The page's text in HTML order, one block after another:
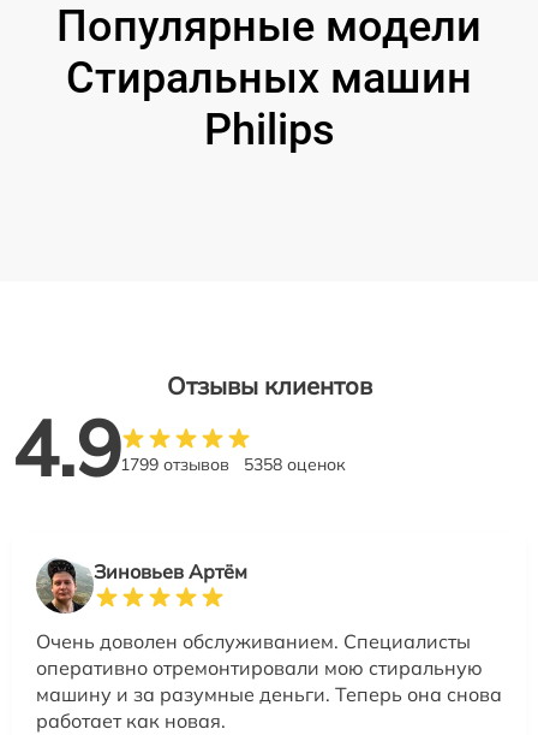
Популярные модели
Стиральных машин
Philips
Отзывы клиентов
4.91799 отзывов 5358 оценок
Зиновьев Артём
Очень доволен обслуживанием. Специалисты
оперативно отремонтировали мою стиральную
машину и за разумные деньги. Теперь она снова
работает как новая.